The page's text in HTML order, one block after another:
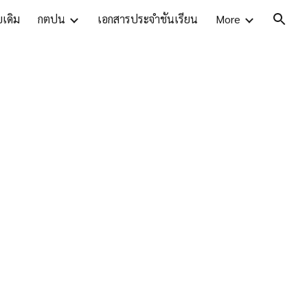
ดิม กตปน เอกสารประจำชั้นเรียน More